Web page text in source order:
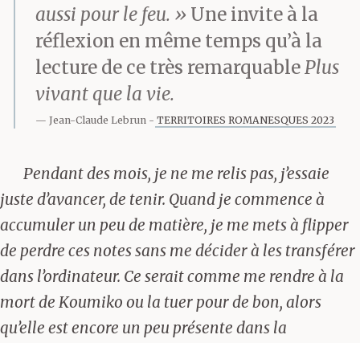
aussi pour le feu. » Une invite à la
réflexion en même temps qu’à la
lecture de ce très remarquablePlus
vivant que la vie.
Jean-Claude Lebrun TERRITOIRES ROMANESQUES 2023
Pendant des mois, je ne me relis pas, j’essaie
juste d’avancer, de tenir. Quand je commence à
accumuler un peu de matière, je me mets à flipper
de perdre ces notes sans me décider à les transférer
dans l’ordinateur. Ce serait comme me rendre à la
mort de Koumiko ou la tuer pour de bon, alors
qu’elle est encore un peu présente dans la